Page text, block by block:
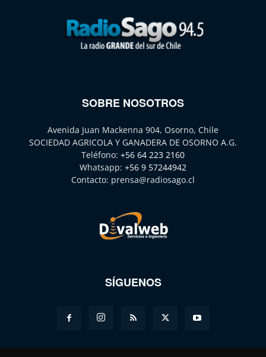
SOBRE NOSOTROS
Avenida Juan Mackenna 904, Osorno, Chile
SOCIEDAD AGRICOLA Y GANADERA DE OSORNO A.G.
Teléfono: +56 64 223 2160
Whatsapp: +56 9 57244942
Contacto: prensa@radiosago.cl
SÍGUENOS